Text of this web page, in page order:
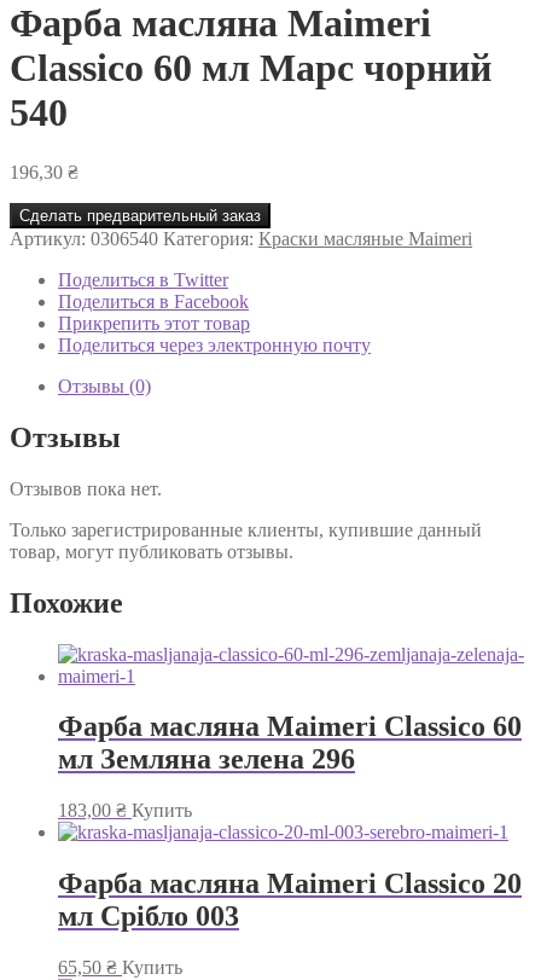
Фарба масляна Maimeri
Classico 60 мл Марс чорний
540
196,30 ₴
Сделать предварительный заказ
Артикул: 0306540 Категория: Краски масляные Maimeri
Поделиться в Twitter
Поделиться в Facebook
Прикрепить этот товар
Поделиться через электронную почту
Отзывы (0)
Отзывы
Отзывов пока нет.
Только зарегистрированные клиенты, купившие данный
товар, могут публиковать отзывы.
Похожие
Фарба масляна Maimeri Classico 60
мл Земляна зелена 296
183,00 ₴ Купить
Фарба масляна Maimeri Classico 20
мл Срібло 003
65,50 ₴ Купить